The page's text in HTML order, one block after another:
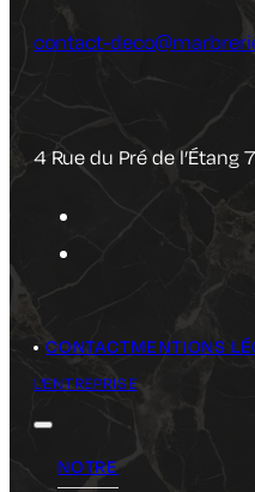
contact-
4 Rue du Pré de l’Étang
L'ENTREPRISE
NOTRE
CONTACTMENTIONS